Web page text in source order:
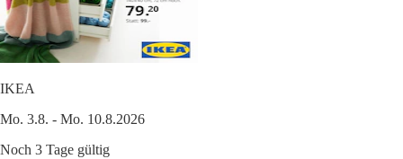
IKEA
Mo. 3.8. - Mo. 10.8.2026
Noch 3 Tage gültig